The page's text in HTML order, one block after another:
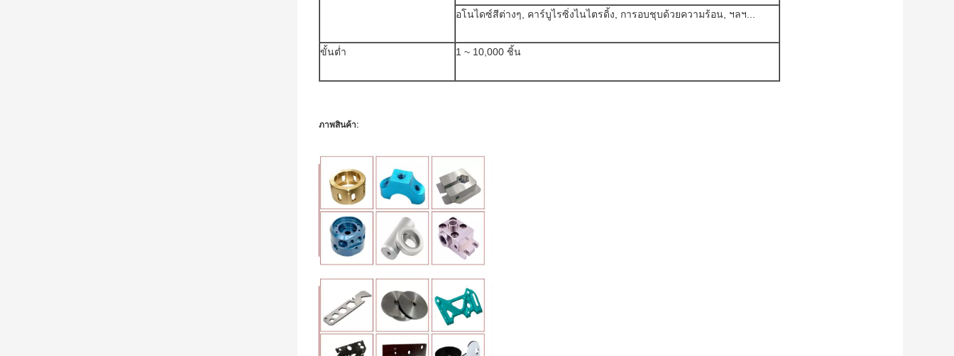
อโนไดซ์สีต่างๆ, คาร์บูไรซิ่งไนไตรดิ้ง, การอบชุบด้วยความร้อน, ฯลฯ...
ขั้นต่ำ 1 ~ 10,000 ชิ้น
ภาพสินค้า: